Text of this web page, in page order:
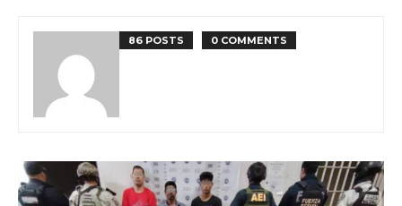
86 POSTS 0 COMMENTS